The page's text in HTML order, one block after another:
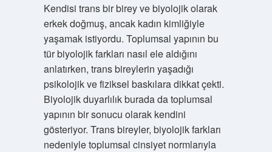
Kendisi trans bir birey ve biyolojik olarak
erkek doğmuş, ancak kadın kimliğiyle
yaşamak istiyordu. Toplumsal yapının bu
tür biyolojik farkları nasıl ele aldığını
anlatırken, trans bireylerin yaşadığı
psikolojik ve fiziksel baskılara dikkat çekti.
Biyolojik duyarlılık burada da toplumsal
yapının bir sonucu olarak kendini
gösteriyor. Trans bireyler, biyolojik farkları
nedeniyle toplumsal cinsiyet normlarıyla